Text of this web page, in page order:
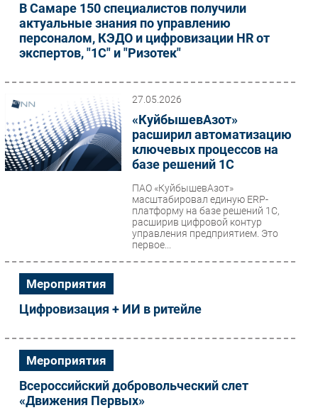
В Самаре 150 специалистов получили
актуальные знания по управлению
персоналом, КЭДО и цифровизации HR от
экспертов, "1С" и "Ризотек"
27.05.2026
«КуйбышевАзот»
расширил автоматизацию
ключевых процессов на
базе решений 1С
ПАО «КуйбышевАзот»
масштабировал единую ERP-
платформу на базе решений 1С,
расширив цифровой контур
управления предприятием. Это
первое...
Мероприятия
Цифровизация + ИИ в ритейле
Мероприятия
Всероссийский добровольческий слет
«Движения Первых»